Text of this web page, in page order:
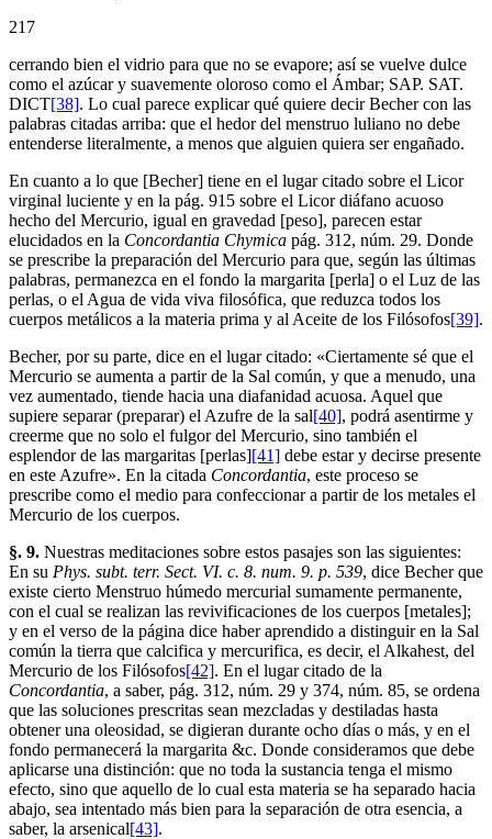
217
cerrando bien el vidrio para que no se evapore; así se vuelve dulce
como el azúcar y suavemente oloroso como el Ámbar; SAP. SAT.
DICT[38]. Lo cual parece explicar qué quiere decir Becher con las
palabras citadas arriba: que el hedor del menstruo luliano no debe
entenderse literalmente, a menos que alguien quiera ser engañado.
En cuanto a lo que [Becher] tiene en el lugar citado sobre el Licor
virginal luciente y en la pág. 915 sobre el Licor diáfano acuoso
hecho del Mercurio, igual en gravedad [peso], parecen estar
elucidados en la Concordantia Chymica pág. 312, núm. 29. Donde
se prescribe la preparación del Mercurio para que, según las últimas
palabras, permanezca en el fondo la margarita [perla] o el Luz de las
perlas, o el Agua de vida viva filosófica, que reduzca todos los
cuerpos metálicos a la materia prima y al Aceite de los Filósofos[39].
Becher, por su parte, dice en el lugar citado: «Ciertamente sé que el
Mercurio se aumenta a partir de la Sal común, y que a menudo, una
vez aumentado, tiende hacia una diafanidad acuosa. Aquel que
supiere separar (preparar) el Azufre de la sal[40], podrá asentirme y
creerme que no solo el fulgor del Mercurio, sino también el
esplendor de las margaritas [perlas][41] debe estar y decirse presente
en este Azufre». En la citada Concordantia, este proceso se
prescribe como el medio para confeccionar a partir de los metales el
Mercurio de los cuerpos.
§. 9. Nuestras meditaciones sobre estos pasajes son las siguientes:
En su Phys. subt. terr. Sect. VI. c. 8. num. 9. p. 539, dice Becher que
existe cierto Menstruo húmedo mercurial sumamente permanente,
con el cual se realizan las revivificaciones de los cuerpos [metales];
y en el verso de la página dice haber aprendido a distinguir en la Sal
común la tierra que calcifica y mercurifica, es decir, el Alkahest, del
Mercurio de los Filósofos[42]. En el lugar citado de la
Concordantia, a saber, pág. 312, núm. 29 y 374, núm. 85, se ordena
que las soluciones prescritas sean mezcladas y destiladas hasta
obtener una oleosidad, se digieran durante ocho días o más, y en el
fondo permanecerá la margarita &c. Donde consideramos que debe
aplicarse una distinción: que no toda la sustancia tenga el mismo
efecto, sino que aquello de lo cual esta materia se ha separado hacia
abajo, sea intentado más bien para la separación de otra esencia, a
saber, la arsenical[43].